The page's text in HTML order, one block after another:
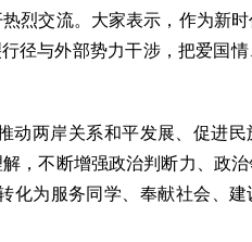
烈交流。大家表示，作为新
径与外部势力干涉，把爱国
动两岸关系和平发展、促进民
，不断增强政治判断力、政治
化为服务同学、奉献社会、